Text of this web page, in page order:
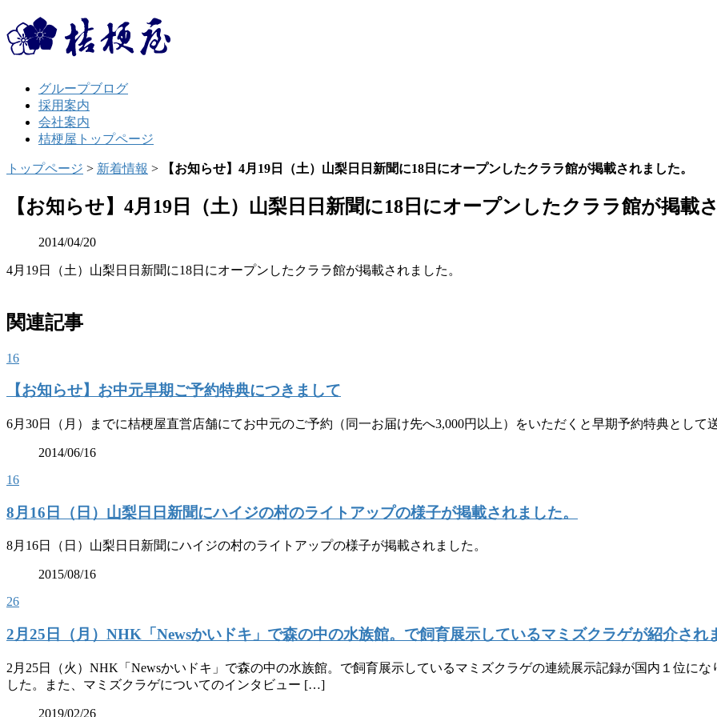
グループブログ
採用案内
会社案内
桔梗屋トップページ
トップページ > 新着情報 > 【お知らせ】4月19日（土）山梨日日新聞に18日にオープンしたクララ館が掲載されました。
【お知らせ】4月19日（土）山梨日日新聞に18日にオープンしたクララ館が掲載
2014/04/20
4月19日（土）山梨日日新聞に18日にオープンしたクララ館が掲載されました。
関連記事
16
【お知らせ】お中元早期ご予約特典につきまして
6月30日（月）までに桔梗屋直営店舗にてお中元のご予約（同一お届け先へ3,000円以上）をいただくと早期予約特典として
2014/06/16
16
8月16日（日）山梨日日新聞にハイジの村のライトアップの様子が掲載されました。
8月16日（日）山梨日日新聞にハイジの村のライトアップの様子が掲載されました。
2015/08/16
26
2月25日（月）NHK「Newsかいドキ」で森の中の水族館。で飼育展示しているマミズクラゲが紹介され
2月25日（火）NHK「Newsかいドキ」で森の中の水族館。で飼育展示しているマミズクラゲの連続展示記録が国内１位に
した。また、マミズクラゲについてのインタビュー […]
2019/02/26